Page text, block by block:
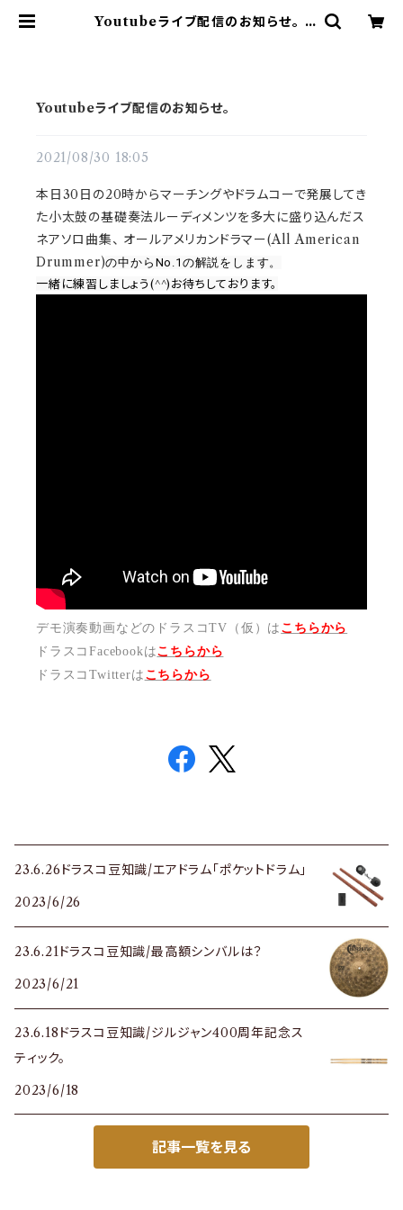
Youtubeライブ配信のお知らせ。 |
Youtubeライブ配信のお知らせ。
2021/08/30 18:05
本日30日の20時からマーチングやドラムコーで発展してき
た小太鼓の基礎奏法ルーディメンツを多大に盛り込んだス
ネアソロ曲集、 オールアメリカンドラマー(All American
Drummer)の中からNo.1の解説をします。
一緒に練習しましょう(^^)お待ちしております。
デモ演奏動画などのドラスコTV（仮）は こちらから
ドラスコFacebookはこちらから
ドラスコTwitterは こちらから
23.6.26ドラスコ豆知識/エアドラム「ポケットドラム」
2023/6/26
23.6.21ドラスコ豆知識/最高額シンバルは？
2023/6/21
23.6.18ドラスコ豆知識/ジルジャン400周年記念ス
ティック。
2023/6/18
記事一覧を見る